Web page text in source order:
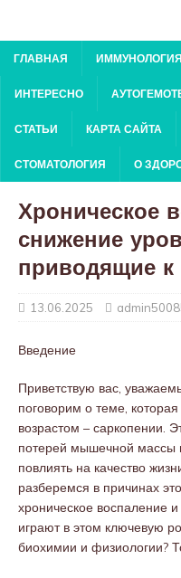
ГЛАВНАЯ ИММУНОЛОГИЯ
ИНТЕРЕСНО
СТАТЬИ КАРТА САЙТА
СТОМАТОЛОГИЯ О
Хроническое
снижение
приводящие к
13.06.2025
Введение
Приветствую вас,
поговорим о теме,
возрастом – саркопении.
потерей мышечной массы
повлиять на качество
разберемся в причинах
хроническое воспаление
играют в этом ключевую
биохимии и физиологии?